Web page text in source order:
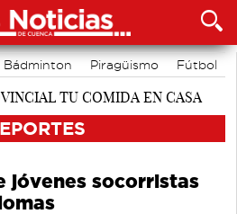
Bádminton Piragüismo
Fútbol
jóvenes socorristas